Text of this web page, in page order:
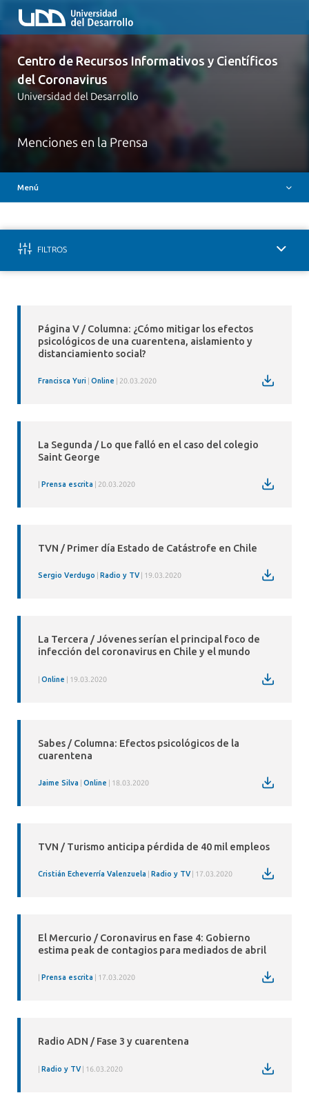
Centro de Recursos Informativos y Científicos
del Coronavirus
Universidad del Desarrollo
Menciones en la Prensa
Menú
Inicio
Iniciativas UDD Covid-19
Claves para entender la enfermedad
Canales oficiales de comunicación
Videos
FILTROS
Página V / Columna: ¿Cómo mitigar los efectos
psicológicos de una cuarentena, aislamiento y
distanciamiento social?
Francisca Yuri Online 20.03.2020
La Segunda / Lo que falló en el caso del colegio
Saint George
Prensa escrita 20.03.2020
TVN / Primer día Estado de Catástrofe en Chile
Sergio Verdugo Radio y TV 19.03.2020
La Tercera / Jóvenes serían el principal foco de
infección del coronavirus en Chile y el mundo
Online 19.03.2020
Sabes / Columna: Efectos psicológicos de la
cuarentena
Jaime Silva Online 18.03.2020
TVN / Turismo anticipa pérdida de 40 mil empleos
Cristián Echeverría Valenzuela Radio y TV 17.03.2020
El Mercurio / Coronavirus en fase 4: Gobierno
estima peak de contagios para mediados de abril
Prensa escrita 17.03.2020
Radio ADN / Fase 3 y cuarentena
Radio y TV 16.03.2020